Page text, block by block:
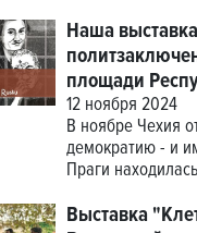
Наша
площади
12 ноября 2024
В ноябре Чехия
демократию - и
Праги
Выставка